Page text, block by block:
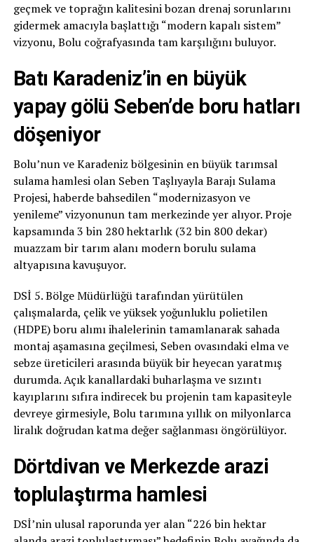
geçmek ve toprağın kalitesini bozan drenaj sorunlarını
gidermek amacıyla başlattığı “modern kapalı sistem”
vizyonu, Bolu coğrafyasında tam karşılığını buluyor.
Batı Karadeniz’in en büyük
yapay gölü Seben’de boru hatları
döşeniyor
Bolu’nun ve Karadeniz bölgesinin en büyük tarımsal
sulama hamlesi olan Seben Taşlıyayla Barajı Sulama
Projesi, haberde bahsedilen “modernizasyon ve
yenileme” vizyonunun tam merkezinde yer alıyor. Proje
kapsamında 3 bin 280 hektarlık (32 bin 800 dekar)
muazzam bir tarım alanı modern borulu sulama
altyapısına kavuşuyor.
DSİ 5. Bölge Müdürlüğü tarafından yürütülen
çalışmalarda, çelik ve yüksek yoğunluklu polietilen
(HDPE) boru alımı ihalelerinin tamamlanarak sahada
montaj aşamasına geçilmesi, Seben ovasındaki elma ve
sebze üreticileri arasında büyük bir heyecan yaratmış
durumda. Açık kanallardaki buharlaşma ve sızıntı
kayıplarını sıfıra indirecek bu projenin tam kapasiteyle
devreye girmesiyle, Bolu tarımına yıllık on milyonlarca
liralık doğrudan katma değer sağlanması öngörülüyor.
Dörtdivan ve Merkezde arazi
toplulaştırma hamlesi
DSİ’nin ulusal raporunda yer alan “226 bin hektar